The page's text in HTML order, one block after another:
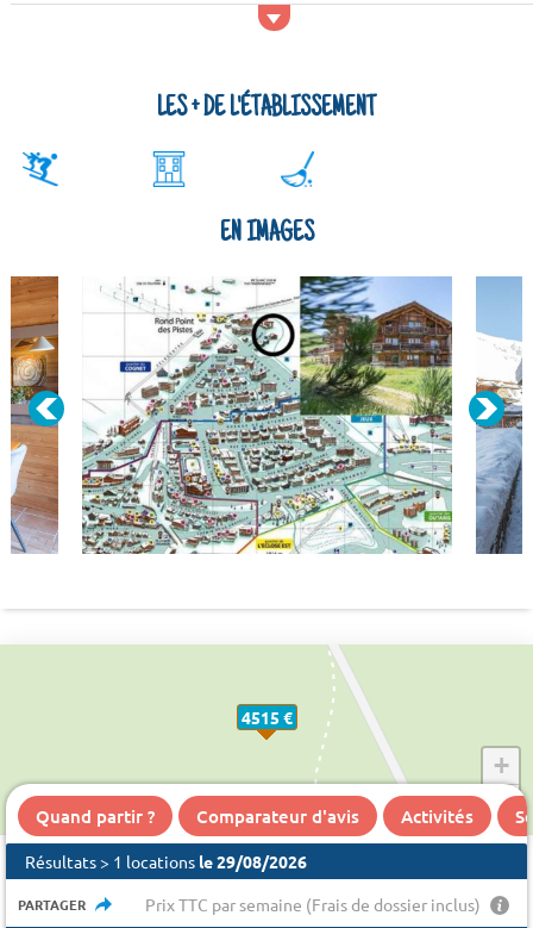
local à skis pour ranger votre matériel dès votre arrivée après
LES + DE L'ÉTABLISSEMENT
EN IMAGES
4515 €
+
−
Quand partir ? Comparateur d'avis Activités
Résultats > 1 locations le 29/08/2026
PARTAGER Prix TTC par semaine (Frais de dossier inclus)